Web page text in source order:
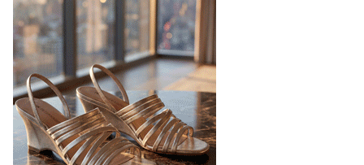
продаж на рынке в России, Беларуси и других
странах СНГ. Широкий модельный ряд женских,
мужских, детских и пляжных зонтов в необычном
дизайнерском исполнении, отличается надёжностью
и высоким качеством…
05.08.2026 427